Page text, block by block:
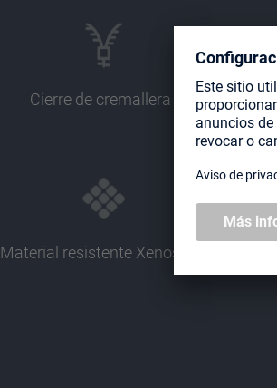
Cierre de cremallera
Material resistente Xenoskin